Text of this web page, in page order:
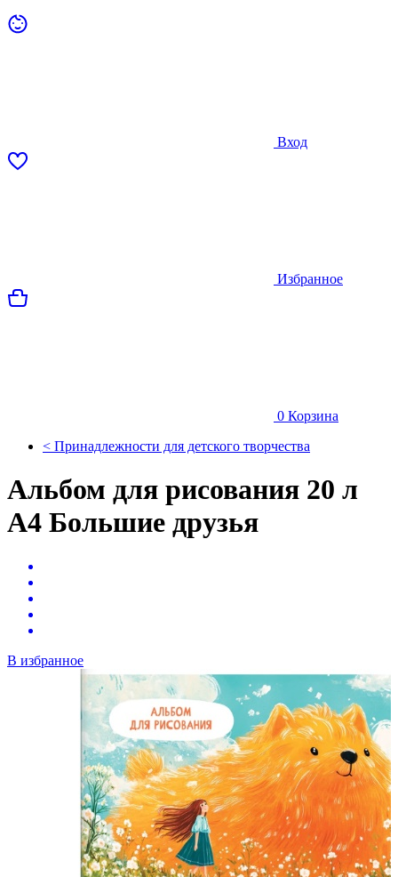
Вход
Избранное
0 Корзина
< Принадлежности для детского творчества
Альбом для рисования 20 л
А4 Большие друзья
В избранное